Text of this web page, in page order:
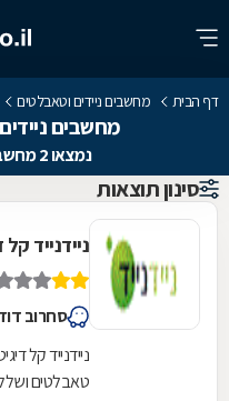
דף הבית מחשבים ניידים וטאבלטים
מחשבים
נמצאו 2 מחשבים ניידים וטאבלטים
סינון תוצאות
ניידנייד
סחרוב דוד 5, ראשון
ניידנייד קל
טאבלטים ושלל